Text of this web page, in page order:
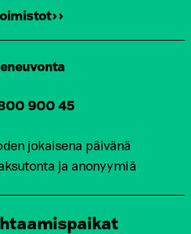
900 45
jokaisena päivänä
ja anonyymiä